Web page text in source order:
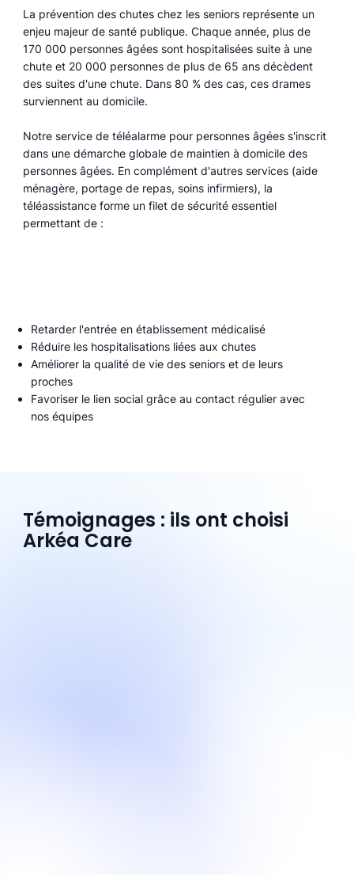
La prévention des chutes chez les seniors représente un
enjeu majeur de santé publique. Chaque année, plus de
170 000 personnes âgées sont hospitalisées suite à une
chute et 20 000 personnes de plus de 65 ans décèdent
des suites d'une chute. Dans 80 % des cas, ces drames
surviennent au domicile.
Notre service de téléalarme pour personnes âgées s'inscrit
dans une démarche globale de maintien à domicile des
personnes âgées. En complément d'autres services (aide
ménagère, portage de repas, soins infirmiers), la
téléassistance forme un filet de sécurité essentiel
permettant de :
Retarder l'entrée en établissement médicalisé
Réduire les hospitalisations liées aux chutes
Améliorer la qualité de vie des seniors et de leurs
proches
Favoriser le lien social grâce au contact régulier avec
nos équipes
Témoignages : ils ont choisi
Arkéa Care